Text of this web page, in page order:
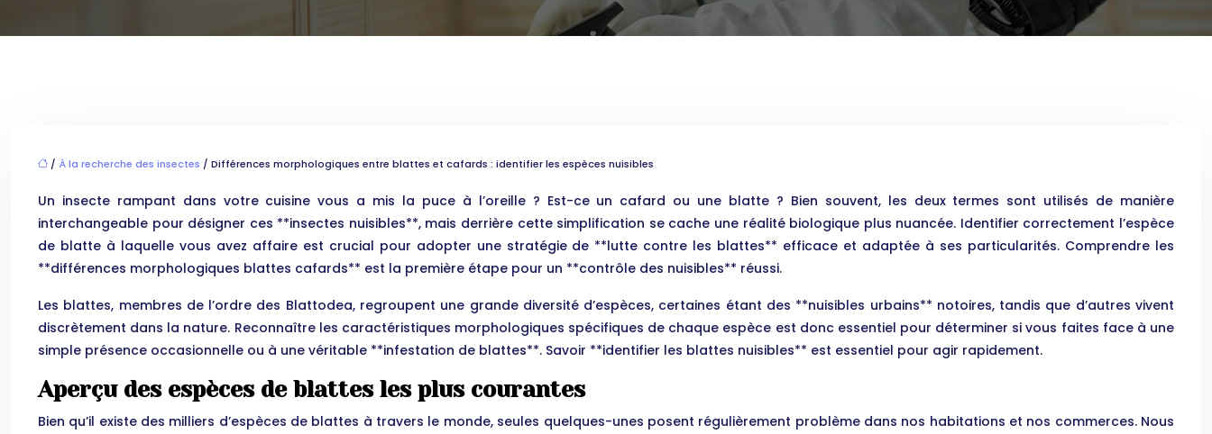
/ À la recherche des insectes / Différences morphologiques entre blattes et cafards : identifier les espèces nuisibles
Un insecte rampant dans votre cuisine vous a mis la puce à l’oreille ? Est-ce un cafard ou une blatte ? Bien souvent, les deux termes sont utilisés de manière
interchangeable pour désigner ces **insectes nuisibles**, mais derrière cette simplification se cache une réalité biologique plus nuancée. Identifier correctement l’espèce
de blatte à laquelle vous avez affaire est crucial pour adopter une stratégie de **lutte contre les blattes** efficace et adaptée à ses particularités. Comprendre les
**différences morphologiques blattes cafards** est la première étape pour un **contrôle des nuisibles** réussi.
Les blattes, membres de l’ordre des Blattodea, regroupent une grande diversité d’espèces, certaines étant des **nuisibles urbains** notoires, tandis que d’autres vivent
discrètement dans la nature. Reconnaître les caractéristiques morphologiques spécifiques de chaque espèce est donc essentiel pour déterminer si vous faites face à une
simple présence occasionnelle ou à une véritable **infestation de blattes**. Savoir **identifier les blattes nuisibles** est essentiel pour agir rapidement.
Aperçu des espèces de blattes les plus courantes
Bien qu’il existe des milliers d’espèces de blattes à travers le monde, seules quelques-unes posent régulièrement problème dans nos habitations et nos commerces. Nous